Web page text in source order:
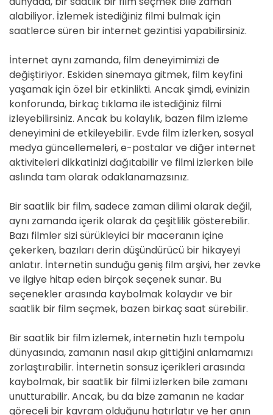
alabiliyor. İzlemek istediğiniz filmi bulmak için
saatlerce süren bir internet gezintisi yapabilirsiniz.
İnternet aynı zamanda, film deneyimimizi de
değiştiriyor. Eskiden sinemaya gitmek, film keyfini
yaşamak için özel bir etkinlikti. Ancak şimdi, evinizin
konforunda, birkaç tıklama ile istediğiniz filmi
izleyebilirsiniz. Ancak bu kolaylık, bazen film izleme
deneyimini de etkileyebilir. Evde film izlerken, sosyal
medya güncellemeleri, e-postalar ve diğer internet
aktiviteleri dikkatinizi dağıtabilir ve filmi izlerken bile
aslında tam olarak odaklanamazsınız.
Bir saatlik bir film, sadece zaman dilimi olarak değil,
aynı zamanda içerik olarak da çeşitlilik gösterebilir.
Bazı filmler sizi sürükleyici bir maceranın içine
çekerken, bazıları derin düşündürücü bir hikayeyi
anlatır. İnternetin sunduğu geniş film arşivi, her zevke
ve ilgiye hitap eden birçok seçenek sunar. Bu
seçenekler arasında kaybolmak kolaydır ve bir
saatlik bir film seçmek, bazen birkaç saat sürebilir.
Bir saatlik bir film izlemek, internetin hızlı tempolu
dünyasında, zamanın nasıl akıp gittiğini anlamamızı
zorlaştırabilir. İnternetin sonsuz içerikleri arasında
kaybolmak, bir saatlik bir filmi izlerken bile zamanı
unutturabilir. Ancak, bu da bize zamanın ne kadar
göreceli bir kavram olduğunu hatırlatır ve her anın